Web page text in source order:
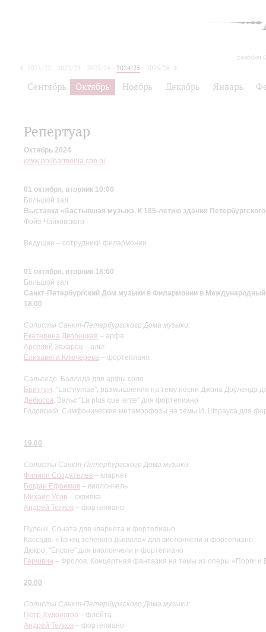
сегодня
2021/22 2022/23 2023/24 2024/25
2025/26
Сентябрь Октябрь Ноябрь Декабрь Январь
Репертуар
Октябрь 2024
www.philharmonia.spb.ru
01 октября, вторник 10:00
Большой зал
Выставка «Застывшая музыка. К 185-летию здания
Фойе Чайковского
Ведущие – сотрудники филармонии
01 октября, вторник 18:00
Большой зал
Санкт-Петербургский Дом музыки в Филармонии в
18.00
Солисты Санкт-Петербургского Дома музыки:
Екатерина Дворецкая – арфа
Арсений Захаров – альт
Елизавета Ключерёва – фортепиано
Сальседо. Баллада для арфы соло
Бриттен . "Lachrymae", размышления на тему песни Джона Доуленда
Дебюсси . Вальс "La plus que lente" для фортепиано
Годовский. Симфонические метаморфозы на темы И. Штрауса для
19.00
Солисты Санкт-Петербургского Дома музыки:
Филипп Создателев – кларнет
Богдан Ефремов – виолончель
Михаил Усов – скрипка
Андрей Телков – фортепиано
Пуленк. Соната для кларнета и фортепиано
Кассадо. «Танец зеленого дьявола» для виолончели и фортепиано
Дюкро. "Encore" для виолончели и фортепиано
Гершвин – Фролов. Концертная фантазия на темы из оперы «Порги и
20.00
Солисты Санкт-Петербургского Дома музыки:
Пётр Худоногов – флейта
Андрей Телков – фортепиано